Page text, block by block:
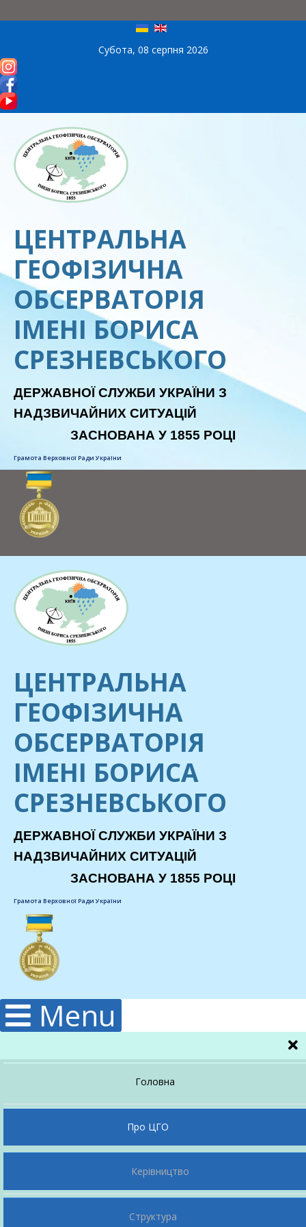
Субота, 08 серпня 2026
ЦЕНТРАЛЬНА
ГЕОФІЗИЧНА
ОБСЕРВАТОРІЯ
ІМЕНІ БОРИСА
СРЕЗНЕВСЬКОГО
ДЕРЖАВНОЇ СЛУЖБИ УКРАЇНИ З
НАДЗВИЧАЙНИХ СИТУАЦІЙ
ЗАСНОВАНА У 1855 РОЦІ
Грамота Верховної Ради України
ЦЕНТРАЛЬНА
ГЕОФІЗИЧНА
ОБСЕРВАТОРІЯ
ІМЕНІ БОРИСА
СРЕЗНЕВСЬКОГО
ДЕРЖАВНОЇ СЛУЖБИ УКРАЇНИ З
НАДЗВИЧАЙНИХ СИТУАЦІЙ
ЗАСНОВАНА У 1855 РОЦІ
Грамота Верховної Ради України
Menu
Головна
Про ЦГО
Керівництво
Структура